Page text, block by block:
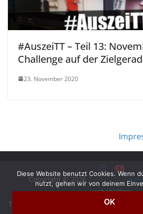
#AuszeiTT – Teil 13:
Challenge auf der
23. November 2020
Copyright © 2026 TuSLi –
vorbehalten.
Theme:
von ThemeGrill.
Diese Website benutzt Cookies. Wenn
nutzt, gehen wir von deinem
OK